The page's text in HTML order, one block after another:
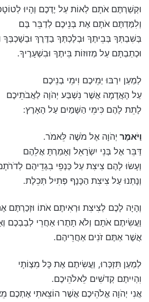
וּקְשַׁרְתֶּם אֹתָם לְאוֹת עַל יֶדְכֶם וְהָיוּ
וְלִמַּדְתֶּם אֹתָם אֶת בְּנֵיכֶם לְדַבֵּר בָּם
בְּשִׁבְתְּךָ בְּבֵיתֶךָ וּבְלֶכְתְּךָ בַדֶּרֶךְ וּבְשָׁכְבְּךָ
וּכְתַבְתָּם עַל מְזוּזוֹת בֵּיתֶךָ וּבִשְׁעָרֶיךָ.
לְמַעַן יִרְבּוּ יְמֵיכֶם וִימֵי בְנֵיכֶם
עַל הָאֲדָמָה אֲשֶׁר נִשְׁבַּע יְהֹוָה לַאֲבֹתֵיכֶם
לָתֵת לָהֶם כִּימֵי הַשָּׁמַיִם עַל הָאָרֶץ:
וַיֹּאמֶר יְהֹוָה אֶל מֹשֶׁה לֵּאמֹר.
דַּבֵּר אֶל בְּנֵי יִשְׂרָאֵל וְאָמַרְתָּ אֲלֵהֶם
וְעָשׂוּ לָהֶם צִיצִת עַל כַּנְפֵי בִגְדֵיהֶם
וְנָתְנוּ עַל צִיצִת הַכָּנָף פְּתִיל תְּכֵלֶת.
וְהָיָה לָכֶם לְצִיצִת וּרְאִיתֶם אֹתוֹ וּזְכַרְתֶּם
וַעֲשִׂיתֶם אֹתָם וְלֹא תָתֻרוּ אַחֲרֵי לְבַבְכֶם
אֲשֶׁר אַתֶּם זֹנִים אַחֲרֵיהֶם.
לְמַעַן תִּזְכְּרוּ, וַעֲשִׂיתֶם אֶת כָּל מִצְוֹתָי
וִהְיִיתֶם קְדֹשִׁים לֵאלֹהֵיכֶם.
אֲנִי יְהֹוָה אֱלֹהֵיכֶם אֲשֶׁר הוֹצֵאתִי אֶתְכֶם